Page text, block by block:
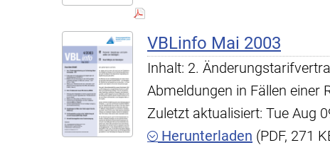
VBLinfo Mai 2003
Inhalt: 2.
Abmeldungen in Fällen einer
Zuletzt aktualisiert: Tue Aug
Herunterladen (PDF, 271